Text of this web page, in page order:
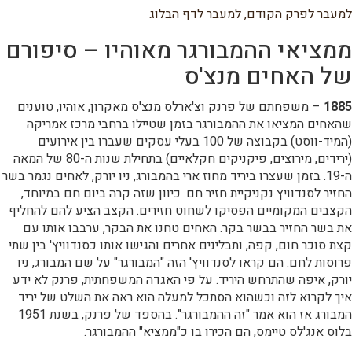
למעבר לפרק הקודם,למעבר לדף הבלוג
ממציאי ההמבורגר מאוהיו – סיפורם
של האחים מנצ'ס
1885 – משפחתם של פרנק וצ'ארלס מנצ'ס מאקרון, אוהיו, טוענים
שהאחים המציאו את ההמבורגר בזמן שטיילו ברחבי מרכז אמריקה
(המיד-ווסט) בקבוצה של 100 בעלי עסקים שעברו בין אירועים
(ירידים, מירוצים, פיקניקים חקלאיים) בתחילת שנות ה-80 של המאה
ה-19. בזמן שעצרו ביריד מחוז ארי בהמבורג, ניו יורק, לאחים נגמר בשר
החזיר לסנדוויץ נקניקיית חזיר חם. כיוון שזה קרה ביום חם במיוחד,
הקצבים המקומיים הפסיקו לשחוט חזירים. הקצב הציע להם להחליף
את בשר החזיר בבשר בקר. האחים טחנו את הבקר, ערבבו אותו עם
קצת סוכר חום, קפה, ותבלינים אחרים והגישו אותו כסנדוויץ' בין שתי
פרוסות לחם. הם קראו לסנדוויץ' הזה "המבורגר" על שם המבורג, ניו
יורק, איפה שהתרחש היריד. על פי האגדה המשפחתית, פרנק לא ידע
איך לקרוא לזה וכשהוא הסתכל למעלה הוא ראה את השלט של יריד
המבורג אז הוא אמר "זה ההמבורגר". בהספד של פרנק, בשנת 1951
בלוס אנג'לס טיימס, הם הכירו בו כ"ממציא" ההמבורגר.